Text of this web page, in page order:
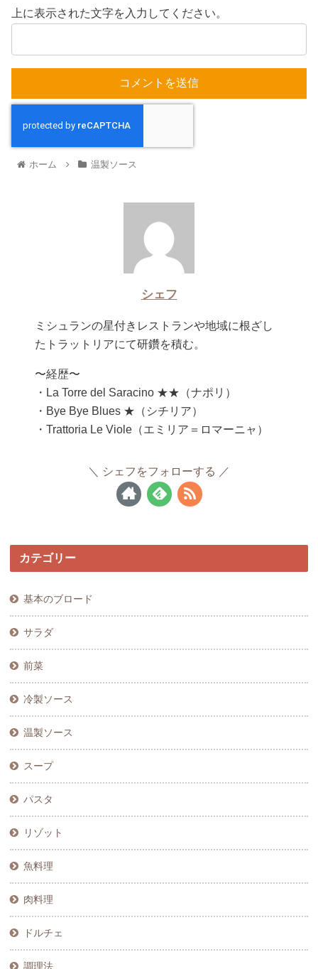
上に表示された文字を入力してください。
ホーム 温製ソース
シェフ
ミシュランの星付きレストランや地域に根ざし
たトラットリアにて研鑽を積む。
〜経歴〜
・La Torre del Saracino ★★（ナポリ）
・Bye Bye Blues ★（シチリア）
・Trattoria Le Viole（エミリア＝ロマーニャ）
シェフをフォローする
カテゴリー
基本のブロード
サラダ
前菜
冷製ソース
温製ソース
スープ
パスタ
リゾット
魚料理
肉料理
ドルチェ
調理法